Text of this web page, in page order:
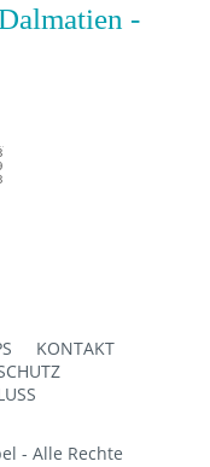
-
KONTAKT
- Alle Rechte